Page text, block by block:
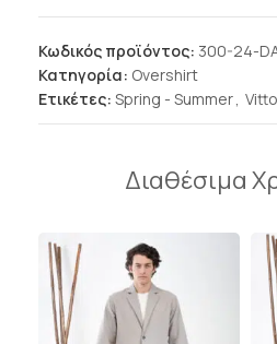
Κωδικός προϊόντος: 300-24-
Κατηγορία: Overshirt
Ετικέτες: Spring - Summer,
Διαθέσιμα